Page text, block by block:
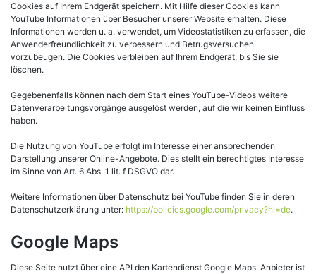
Cookies auf Ihrem Endgerät speichern. Mit Hilfe dieser Cookies kann
YouTube Informationen über Besucher unserer Website erhalten. Diese
Informationen werden u. a. verwendet, um Videostatistiken zu erfassen, die
Anwenderfreundlichkeit zu verbessern und Betrugsversuchen
vorzubeugen. Die Cookies verbleiben auf Ihrem Endgerät, bis Sie sie
löschen.
Gegebenenfalls können nach dem Start eines YouTube-Videos weitere
Datenverarbeitungsvorgänge ausgelöst werden, auf die wir keinen Einfluss
haben.
Die Nutzung von YouTube erfolgt im Interesse einer ansprechenden
Darstellung unserer Online-Angebote. Dies stellt ein berechtigtes Interesse
im Sinne von Art. 6 Abs. 1 lit. f DSGVO dar.
Weitere Informationen über Datenschutz bei YouTube finden Sie in deren
Datenschutzerklärung unter: https://policies.google.com/privacy?hl=de.
Google Maps
Diese Seite nutzt über eine API den Kartendienst Google Maps. Anbieter ist